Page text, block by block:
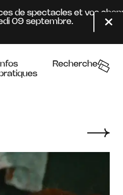
de spectacles et vos
septembre.
Recherche